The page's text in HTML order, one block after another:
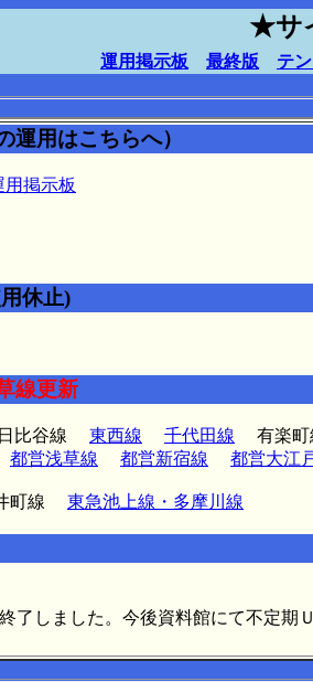
★サ
運用掲示板 最終版 テ
運用はこちらへ）
掲示板
休止)
線更新
比谷線 東西線 千代田線 有楽町
都営浅草線 都営新宿線 都営大江
町線 東急池上線・多摩川線
しました。今後資料館にて不定期Ｕ